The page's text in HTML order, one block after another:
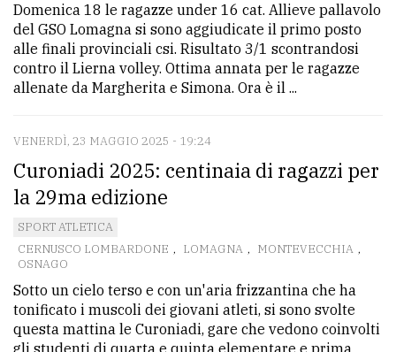
Domenica 18 le ragazze under 16 cat. Allieve pallavolo
del GSO Lomagna si sono aggiudicate il primo posto
alle finali provinciali csi. Risultato 3/1 scontrandosi
contro il Lierna volley. Ottima annata per le ragazze
allenate da Margherita e Simona. Ora è il ...
VENERDÌ, 23 MAGGIO 2025 - 19:24
Curoniadi 2025: centinaia di ragazzi per
la 29ma edizione
SPORT ATLETICA
CERNUSCO LOMBARDONE , LOMAGNA , MONTEVECCHIA ,
OSNAGO
Sotto un cielo terso e con un'aria frizzantina che ha
tonificato i muscoli dei giovani atleti, si sono svolte
questa mattina le Curoniadi, gare che vedono coinvolti